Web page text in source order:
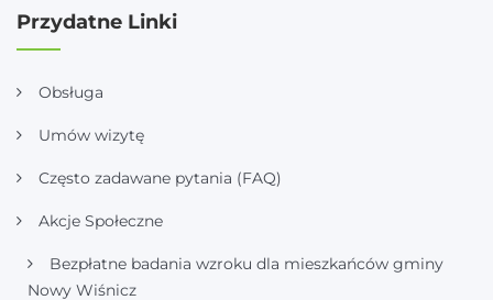
Przydatne Linki
Obsługa
Umów wizytę
Często zadawane pytania (FAQ)
Akcje Społeczne
Bezpłatne badania wzroku dla mieszkańców gminy
Nowy Wiśnicz